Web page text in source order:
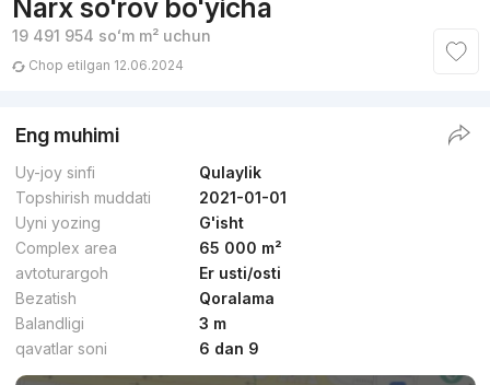
Narx so'rov bo'yicha
19 491 954 soʻmm² uchun
Chop etilgan 12.06.2024
Eng muhimi
Uy-joy sinfi
Qulaylik
Topshirish muddati
2021-01-01
Uyni yozing
G'isht
Complex area
65 000 m²
avtoturargoh
Er usti/osti
Bezatish
Qoralama
Balandligi
3 m
qavatlar soni
6 dan 9